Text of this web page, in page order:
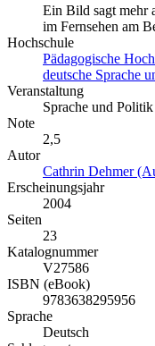
Ein Bild sagt mehr
im Fernsehen am
Hochschule
Pädagogische
deutsche Sprache
Veranstaltung
Sprache und Politik
Note
2,5
Autor
Cathrin Dehmer
Erscheinungsjahr
2004
Seiten
23
Katalognummer
V27586
ISBN (eBook)
9783638295956
Sprache
Deutsch